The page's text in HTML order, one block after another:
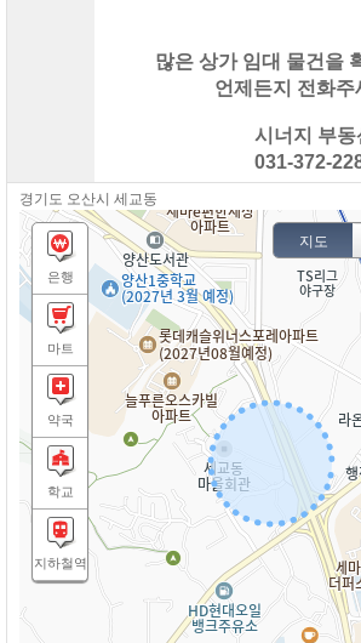
많은 상가 임대 물건을
언제든지 전화
시너지 부동
031-372-
경기도 오산시 세교동
지도
은행
마트
약국
학교
지하철역